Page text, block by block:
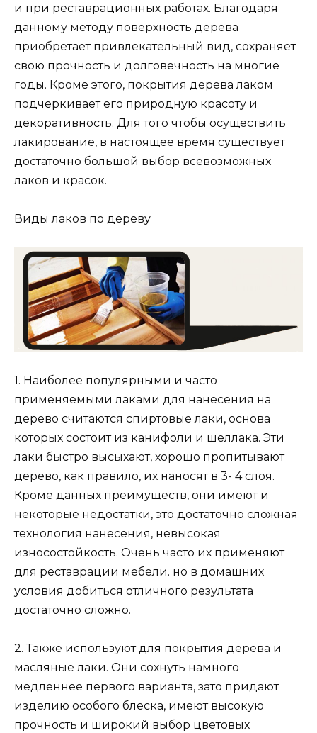
и при реставрационных работах. Благодаря
данному методу поверхность дерева
приобретает привлекательный вид, сохраняет
свою прочность и долговечность на многие
годы. Кроме этого, покрытия дерева лаком
подчеркивает его природную красоту и
декоративность. Для того чтобы осуществить
лакирование, в настоящее время существует
достаточно большой выбор всевозможных
лаков и красок.
Виды лаков по дереву
1. Наиболее популярными и часто
применяемыми лаками для нанесения на
дерево считаются спиртовые лаки, основа
которых состоит из канифоли и шеллака. Эти
лаки быстро высыхают, хорошо пропитывают
дерево, как правило, их наносят в 3- 4 слоя.
Кроме данных преимуществ, они имеют и
некоторые недостатки, это достаточно сложная
технология нанесения, невысокая
износостойкость. Очень часто их применяют
для реставрации мебели. но в домашних
условия добиться отличного результата
достаточно сложно.
2. Также используют для покрытия дерева и
масляные лаки. Они сохнуть намного
медленнее первого варианта, зато придают
изделию особого блеска, имеют высокую
прочность и широкий выбор цветовых